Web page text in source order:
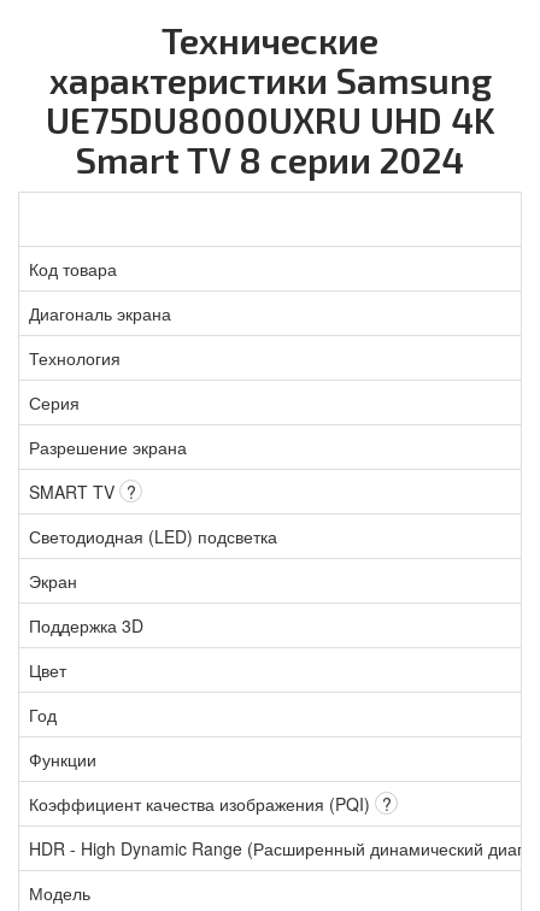
Технические
характеристики Samsung
UE75DU8000UXRU UHD 4K
Smart TV 8 серии 2024
Код товара
Диагональ экрана
Технология
Серия
Разрешение экрана
SMART TV ?
Светодиодная (LED) подсветка
Экран
Поддержка 3D
Цвет
Год
Функции
Коэффициент качества изображения (PQI) ?
HDR - High Dynamic Range (Расширенный динамический
Модель